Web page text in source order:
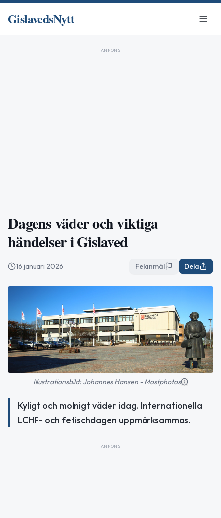
GislavedsNytt
ANNONS
Dagens väder och viktiga
händelser i Gislaved
16 januari 2026 Felanmäl Dela
Illustrationsbild: Johannes Hansen - Mostphotos
Kyligt och molnigt väder idag. Internationella
LCHF- och fetischdagen uppmärksammas.
ANNONS